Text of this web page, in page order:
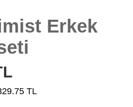
Erkek
TL